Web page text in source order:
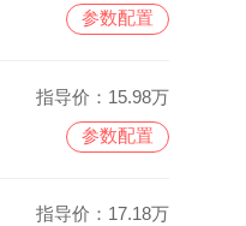
参数配置
指导价： 15.98万
参数配置
指导价： 17.18万